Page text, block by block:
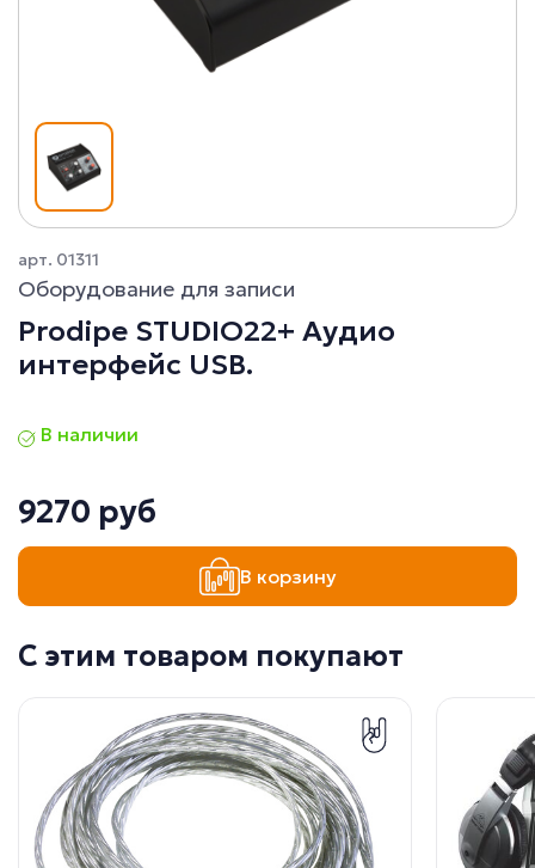
арт. 01311
Оборудование для записи
Prodipe STUDIO22+ Аудио
интерфейс USB.
В наличии
9270 руб
В корзину
С этим товаром покупают